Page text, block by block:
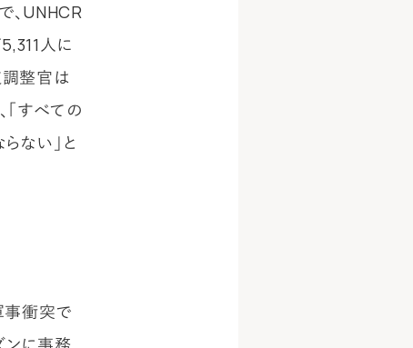
、UNHCR
人に
調整官は
すべての
ない」と
事衝突で